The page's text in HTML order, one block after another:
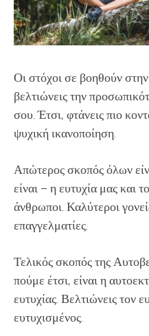
Οι στόχοι σε βοηθούν
βελτιώνεις την
σου. Έτσι, φτάνεις πιο
ψυχική ικανοποίηση.
Απώτερος σκοπός όλων
είναι – η ευτυχία μας και
άνθρωποι. Καλύτεροι
επαγγελματίες.
Τελικός σκοπός της
πούμε έτσι, είναι η
ευτυχίας. Βελτιώνεις τον
ευτυχισμένος.